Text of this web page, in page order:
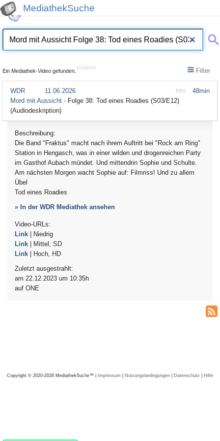
MediathekSuche
Ein Mediathek-Video gefunden.
erklären Filter
48min
EPG
WDR
11.06.2026
Mord mit Aussicht - Folge 38: Tod eines Roadies (S03/E12)
(Audiodeskription)
Beschreibung:
Die Band "Fraktus" macht nach ihrem Auftritt bei "Rock am Ring"
Station in Hengasch, was in einer wilden und drogenreichen Party
im Gasthof Aubach mündet. Und mittendrin Sophie und Schulte.
Am nächsten Morgen wacht Sophie auf: Filmriss! Und zu allem
Übel
Tod eines Roadies
» In der WDR Mediathek ansehen
Video-URLs:
Link | Niedrig
Link | Mittel, SD
Link | Hoch, HD
Zuletzt ausgestrahlt:
am 22.12.2023 um 10:35h
auf ONE
Copyright © 2020-2026 MediathekSuche™ | Impressum | Nutzungsbedingungen | Datenschutz | Hilfe